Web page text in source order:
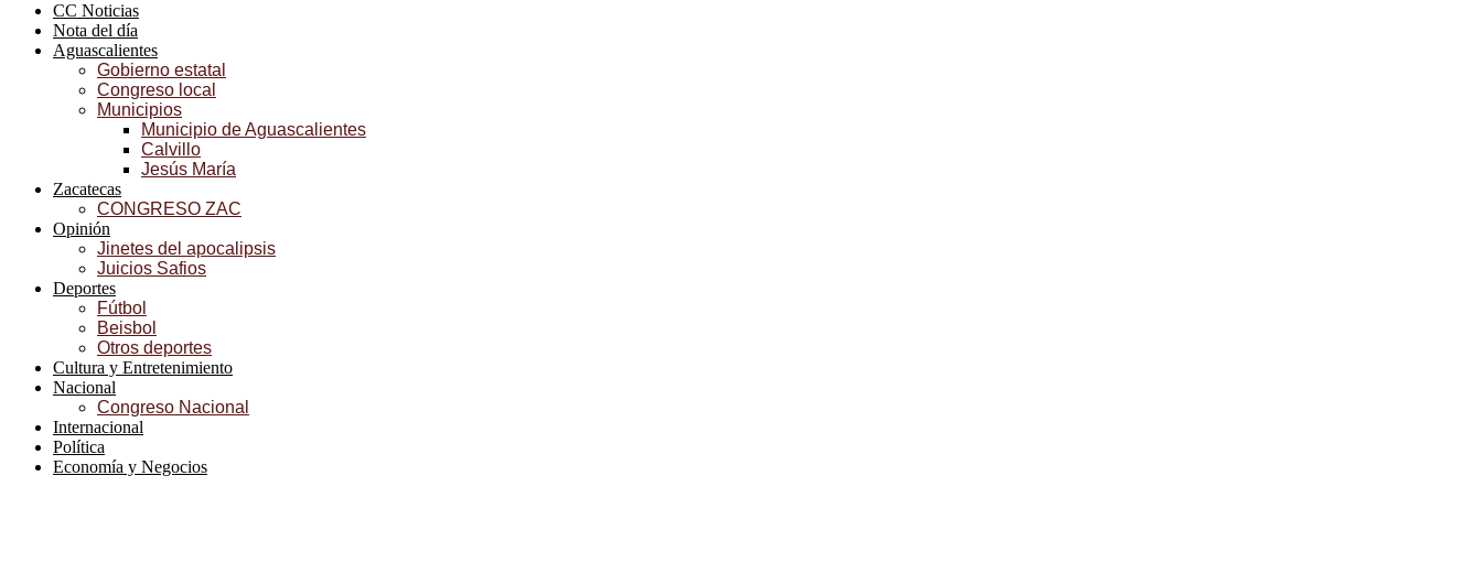
CC Noticias
Nota del día
Aguascalientes
Gobierno estatal
Congreso local
Municipios
Municipio de Aguascalientes
Calvillo
Jesús María
Zacatecas
CONGRESO ZAC
Opinión
Jinetes del apocalipsis
Juicios Safios
Deportes
Fútbol
Beisbol
Otros deportes
Cultura y Entretenimiento
Nacional
Congreso Nacional
Internacional
Política
Economía y Negocios